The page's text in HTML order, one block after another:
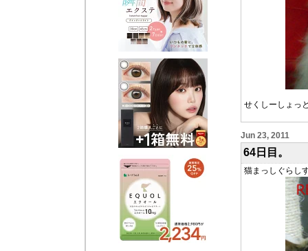
せくしーしょっ
Jun 23, 2011
64日目。
猫まっしぐらし